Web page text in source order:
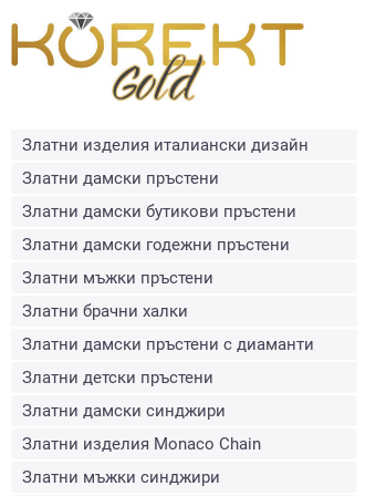
Златни изделия италиански дизайн
Златни дамски пръстени
Златни дамски бутикови пръстени
Златни дамски годежни пръстени
Златни мъжки пръстени
Златни брачни халки
Златни дамски пръстени с диаманти
Златни детски пръстени
Златни дамски синджири
Златни изделия Monaco Chain
Златни мъжки синджири